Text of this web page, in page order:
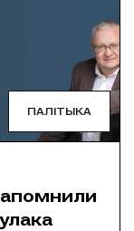
ПАЛІТЫКА